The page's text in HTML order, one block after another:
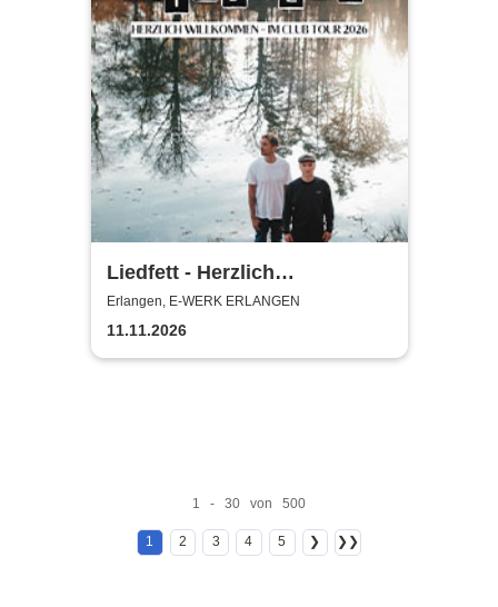
Liedfett - Herzlich
Willkommen - Im Club Tour
2026
Erlangen, E-WERK ERLANGEN
11.11.2026
1 - 30 von 500
1 2 3 4 5 ❯ ❯❯